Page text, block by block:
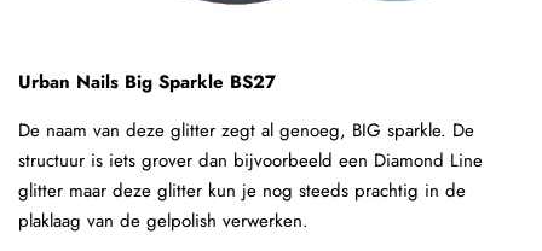
Urban Nails Big Sparkle BS27
De naam van deze glitter zegt al genoeg, BIG sparkle. De
structuur is iets grover dan bijvoorbeeld een Diamond Line
glitter maar deze glitter kun je nog steeds prachtig in de
plaklaag van de gelpolish verwerken.